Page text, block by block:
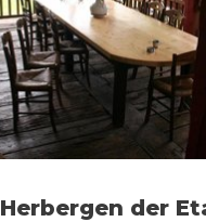
Herbergen der